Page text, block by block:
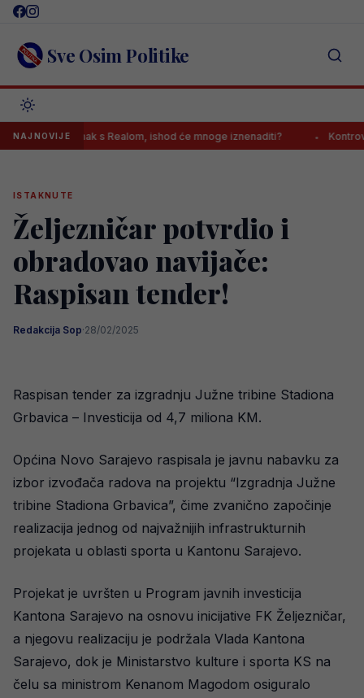
Skip
content Sve Osim Politike
NAJNOVIJE
sastanak s Realom, ishod će mnoge iznenaditi? Kontroverzni
ISTAKNUTE
Željezničar potvrdio i
obradovao navijače:
Raspisan tender!
Redakcija Sop·28/02/2025
Raspisan tender za izgradnju Južne tribine Stadiona
Grbavica – Investicija od 4,7 miliona KM.
Općina Novo Sarajevo raspisala je javnu nabavku za
izbor izvođača radova na projektu “Izgradnja Južne
tribine Stadiona Grbavica”, čime zvanično započinje
realizacija jednog od najvažnijih infrastrukturnih
projekata u oblasti sporta u Kantonu Sarajevo.
Projekat je uvršten u Program javnih investicija
Kantona Sarajevo na osnovu inicijative FK Željezničar,
a njegovu realizaciju je podržala Vlada Kantona
Sarajevo, dok je Ministarstvo kulture i sporta KS na
čelu sa ministrom Kenanom Magodom osiguralo